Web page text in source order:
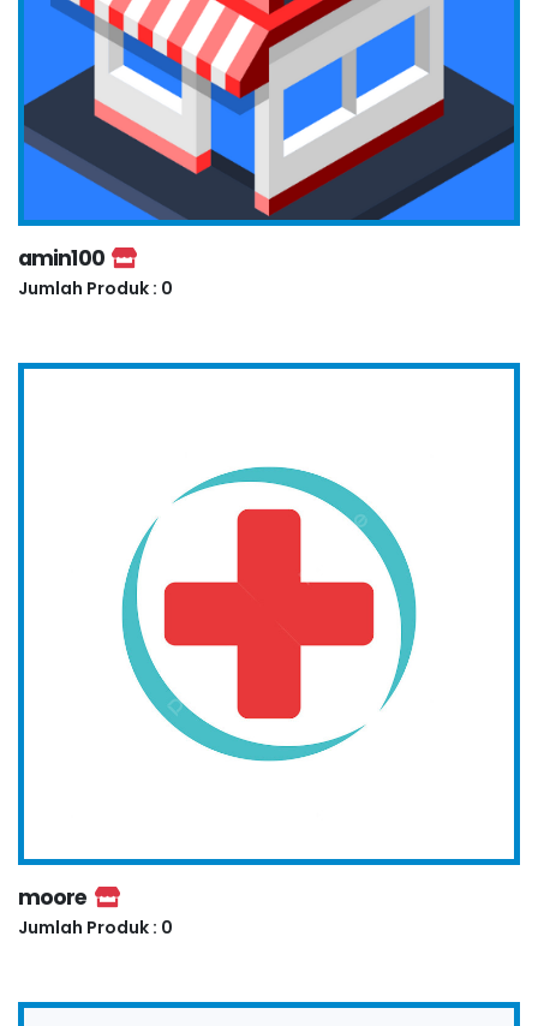
amin100
Jumlah Produk : 0
moore
Jumlah Produk : 0